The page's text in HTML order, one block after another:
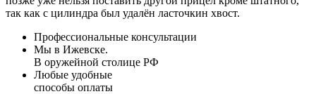
так как с цилиндра был удалён ласточкин хвост.
Профессиональные консультации
Мы в Ижевске.
В оружейной столице РФ
Любые удобные
способы оплаты